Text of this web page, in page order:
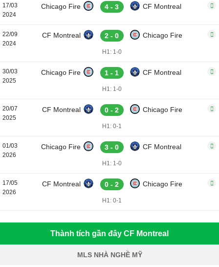
17/03
2024
Chicago Fire 4 - 3 CF Montreal
22/09
2024
CF Montreal 2 - 0 Chicago Fire
H1: 1-0
30/03
2025
Chicago Fire 1 - 1 CF Montreal
H1: 1-0
20/07
2025
CF Montreal 0 - 2 Chicago Fire
H1: 0-1
01/03
2026
Chicago Fire 3 - 0 CF Montreal
H1: 1-0
17/05
2026
CF Montreal 0 - 2 Chicago Fire
H1: 0-1
Thành tích gần đây CF Montreal
MLS NHÀ NGHỀ MỸ